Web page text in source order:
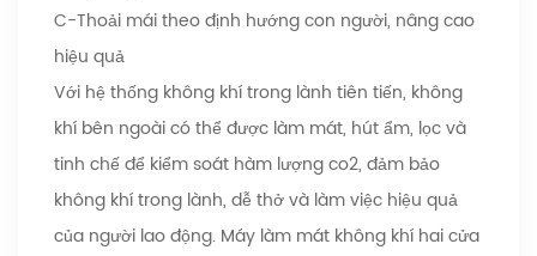
C-Thoải mái theo định hướng con người, nâng cao
hiệu quả
Với hệ thống không khí trong lành tiên tiến, không
khí bên ngoài có thể được làm mát, hút ẩm, lọc và
tinh chế để kiểm soát hàm lượng co2, đảm bảo
không khí trong lành, dễ thở và làm việc hiệu quả
của người lao động. Máy làm mát không khí hai cửa